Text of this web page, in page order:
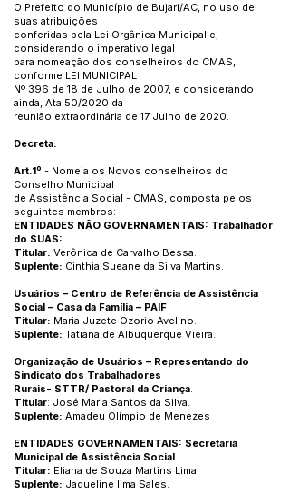
O Prefeito do Município de Bujari/AC, no uso de
suas atribuições
conferidas pela Lei Orgânica Municipal e,
considerando o imperativo legal
para nomeação dos conselheiros do CMAS,
conforme LEI MUNICIPAL
Nº 396 de 18 de Julho de 2007, e considerando
ainda, Ata 50/2020 da
reunião extraordinária de 17 Julho de 2020.
Decreta:
Art.1º - Nomeia os Novos conselheiros do
Conselho Municipal
de Assistência Social - CMAS, composta pelos
seguintes membros:
ENTIDADES NÃO GOVERNAMENTAIS: Trabalhador
do SUAS:
Titular: Verônica de Carvalho Bessa.
Suplente: Cinthia Sueane da Silva Martins.
Usuários – Centro de Referência de Assistência
Social – Casa da Família – PAIF
Titular: Maria Juzete Ozorio Avelino.
Suplente: Tatiana de Albuquerque Vieira.
Organização de Usuários – Representando do
Sindicato dos Trabalhadores
Rurais- STTR/ Pastoral da Criança.
Titular: José Maria Santos da Silva.
Suplente: Amadeu Olímpio de Menezes
ENTIDADES GOVERNAMENTAIS: Secretaria
Municipal de Assistência Social
Titular: Eliana de Souza Martins Lima.
Suplente: Jaqueline lima Sales.